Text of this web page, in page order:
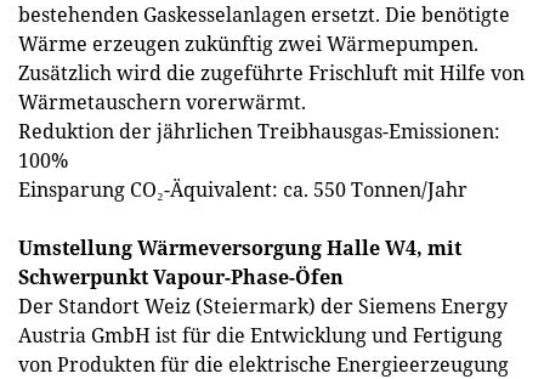
bestehenden Gaskesselanlagen ersetzt. Die benötigte
Wärme erzeugen zukünftig zwei Wärmepumpen.
Zusätzlich wird die zugeführte Frischluft mit Hilfe von
Wärmetauschern vorerwärmt.
Reduktion der jährlichen Treibhausgas-Emissionen:
100%
Einsparung CO₂-Äquivalent: ca. 550 Tonnen/Jahr
Umstellung Wärmeversorgung Halle W4, mit
Schwerpunkt Vapour-Phase-Öfen
Der Standort Weiz (Steiermark) der Siemens Energy
Austria GmbH ist für die Entwicklung und Fertigung
von Produkten für die elektrische Energieerzeugung